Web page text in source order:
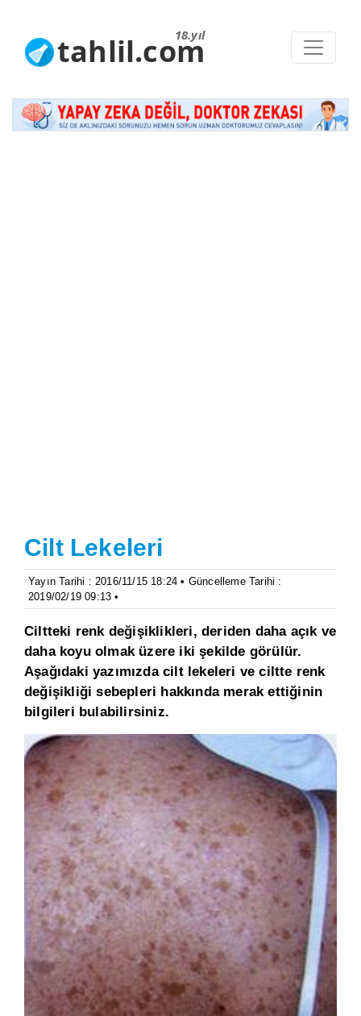
18.yıl
tahlil.com
Cilt Lekeleri
Yayın Tarihi : 2016/11/15 18:24 • Güncelleme Tarihi :
2019/02/19 09:13 •
Ciltteki renk değişiklikleri, deriden daha açık ve
daha koyu olmak üzere iki şekilde görülür.
Aşağıdaki yazımızda cilt lekeleri ve ciltte renk
değişikliği sebepleri hakkında merak ettiğinin
bilgileri bulabilirsiniz.